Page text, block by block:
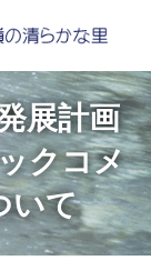
展計画
クコメ
いて